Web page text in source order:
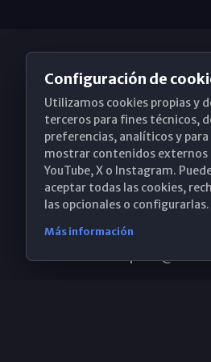
Obispado de
Santa María, 18-
(+34) 952 224 386
Configuración de
Utilizamos cookies propias y
terceros para fines técnicos,
preferencias, analíticos y para
mostrar contenidos externos
YouTube, X o Instagram.
aceptar todas las cookies,
las opcionales o configurarlas.
Más información